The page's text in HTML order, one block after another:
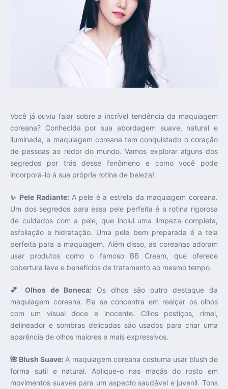
Você já ouviu falar sobre a incrível tendência da maquiagem
coreana? Conhecida por sua abordagem suave, natural e
iluminada, a maquiagem coreana tem conquistado o coração
de pessoas ao redor do mundo. Vamos explorar alguns dos
segredos por trás desse fenômeno e como você pode
incorporá-lo à sua própria rotina de beleza!
✨ Pele Radiante: A pele é a estrela da maquiagem coreana.
Um dos segredos para essa pele perfeita é a rotina rigorosa
de cuidados com a pele, que inclui uma limpeza completa,
esfoliação e hidratação. Uma pele bem preparada é a tela
perfeita para a maquiagem. Além disso, as coreanas adoram
usar produtos como o famoso BB Cream, que oferece
cobertura leve e benefícios de tratamento ao mesmo tempo.
💕 Olhos de Boneca: Os olhos são outro destaque da
maquiagem coreana. Ela se concentra em realçar os olhos
com um visual doce e inocente. Cílios postiços, rímel,
delineador e sombras delicadas são usados para criar uma
aparência de olhos maiores e mais expressivos.
🌺 Blush Suave: A maquiagem coreana costuma usar blush de
forma sutil e natural. Aplique-o nas maçãs do rosto em
movimentos suaves para um aspecto saudável e juvenil. Tons